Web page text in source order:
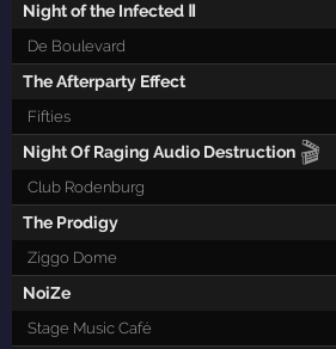
Night of the Infected Ⅱ
De Boulevard
The Afterparty Effect
Fifties
Night Of Raging Audio Destruction 🎬
Club Rodenburg
The Prodigy
Ziggo Dome
NoiZe
Stage Music Café